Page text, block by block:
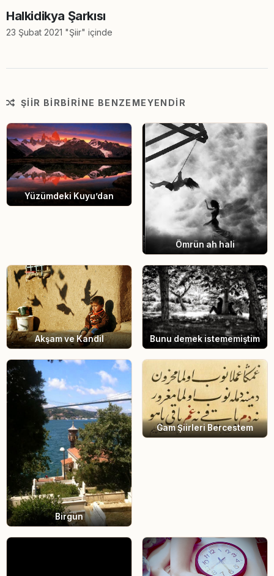
Halkidikya Şarkısı
23 Şubat 2021 "Şiir" içinde
ŞIIR BIRBIRINE BENZEMEYENDIR
Yüzümdeki Kuyu’dan
Ömrün ah hali
Akşam ve Kandil Bunu demek istememiştim
Birgün
Gam Şiirleri Bercestem